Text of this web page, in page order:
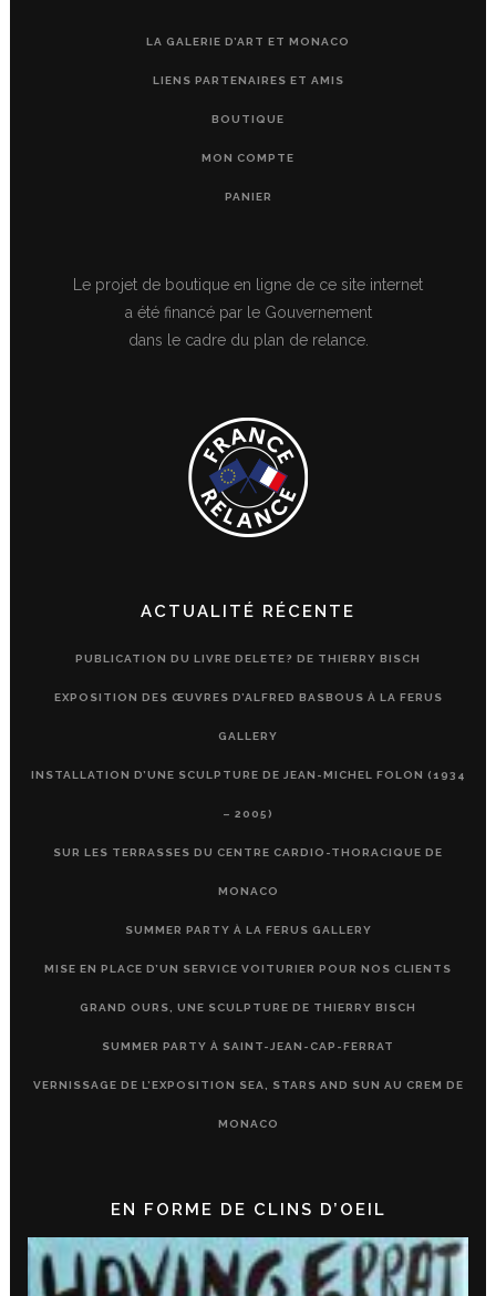
LA GALERIE D’ART ET MONACO
LIENS PARTENAIRES ET AMIS
BOUTIQUE
MON COMPTE
PANIER
Le projet de boutique en ligne de ce site internet
a été financé par le Gouvernement
dans le cadre du plan de relance.
ACTUALITÉ RÉCENTE
PUBLICATION DU LIVRE DELETE? DE THIERRY BISCH
EXPOSITION DES ŒUVRES D’ALFRED BASBOUS À LA FERUS
GALLERY
INSTALLATION D’UNE SCULPTURE DE JEAN-MICHEL FOLON (1934
– 2005)
SUR LES TERRASSES DU CENTRE CARDIO-THORACIQUE DE
MONACO
SUMMER PARTY À LA FERUS GALLERY
MISE EN PLACE D’UN SERVICE VOITURIER POUR NOS CLIENTS
GRAND OURS, UNE SCULPTURE DE THIERRY BISCH
SUMMER PARTY À SAINT-JEAN-CAP-FERRAT
VERNISSAGE DE L’EXPOSITION SEA, STARS AND SUN AU CREM DE
MONACO
EN FORME DE CLINS D’OEIL